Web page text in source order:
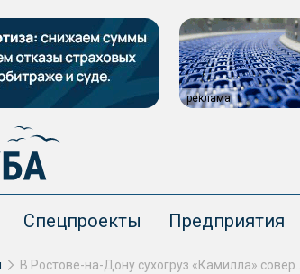
реклама
Спецпроекты Предприятия